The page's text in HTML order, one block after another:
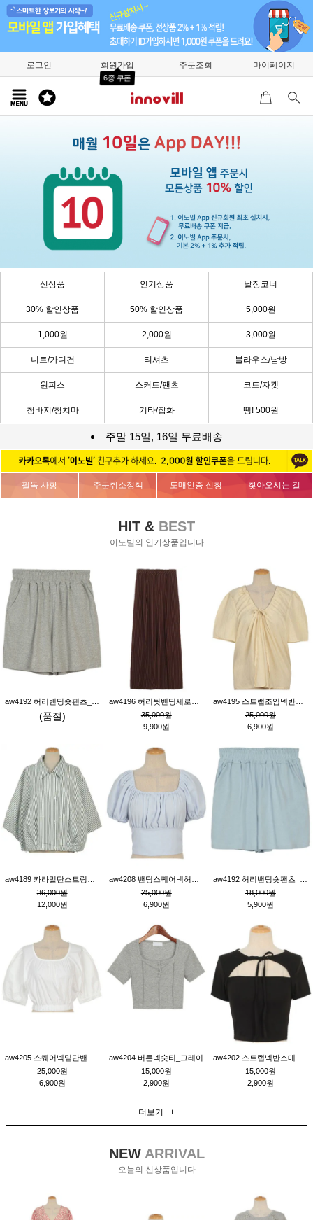
로그인 회원가입
6종 쿠폰
주문조회 마이페이지
신상품 인기상품 낱장코너
30% 할인상품 50% 할인상품 5,000원
1,000원 2,000원 3,000원
니트/가디건 티셔츠 블라우스/남방
원피스 스커트/팬츠 코트/자켓
청바지/청치마 기타/잡화 땡! 500원
주말 15일, 16일 무료배송
필독 사항 주문취소정책 도매인증 신청 찾아오시는 길
HIT & BEST
이노빌의 인기상품입니다
(품절)
35,000원
9,900원
25,000원
6,900원
36,000원
12,000원
25,000원
6,900원
18,000원
5,900원
25,000원
6,900원
aw4204 버튼넥숏티_그레이
15,000원
2,900원
15,000원
2,900원
더보기 +
NEWARRIVAL
오늘의 신상품입니다